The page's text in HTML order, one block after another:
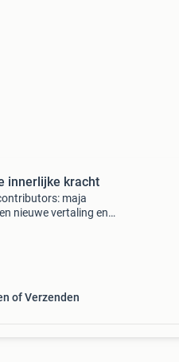
innerlijke kracht
maja
nieuwe vertaling en
of Verzenden